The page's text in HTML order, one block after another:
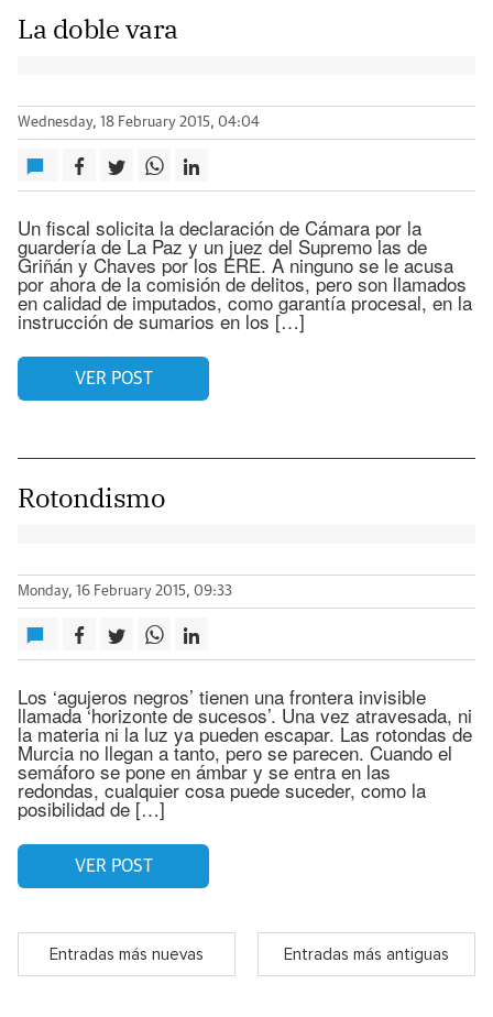
La doble vara
Wednesday, 18 February 2015, 04:04
Un fiscal solicita la declaración de Cámara por la
guardería de La Paz y un juez del Supremo las de
Griñán y Chaves por los ERE. A ninguno se le acusa
por ahora de la comisión de delitos, pero son llamados
en calidad de imputados, como garantía procesal, en la
instrucción de sumarios en los […]
VER POST
Rotondismo
Monday, 16 February 2015, 09:33
Los ‘agujeros negros’ tienen una frontera invisible
llamada ‘horizonte de sucesos’. Una vez atravesada, ni
la materia ni la luz ya pueden escapar. Las rotondas de
Murcia no llegan a tanto, pero se parecen. Cuando el
semáforo se pone en ámbar y se entra en las
redondas, cualquier cosa puede suceder, como la
posibilidad de […]
VER POST
Entradas más nuevas Entradas más antiguas